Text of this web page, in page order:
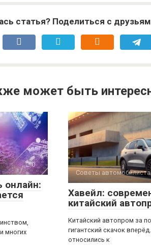
статья? Поделиться с
может быть
0
онлайн:
многих
Советы
Хавейл:
китайский
Китайский автопром за
гигантский скачок
относились к